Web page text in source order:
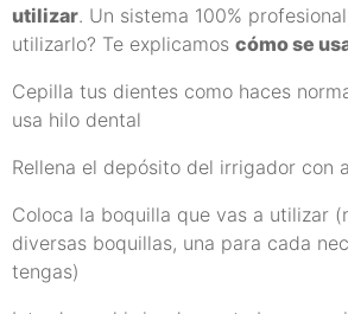
utilizar. Un sistema 100%
utilizarlo? Te explicamos cómo se
Cepilla tus dientes como haces
usa hilo dental
Rellena el depósito del irrigador con
Coloca la boquilla que vas a utilizar
diversas boquillas, una para cada
tengas)